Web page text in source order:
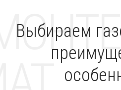
Выбираем